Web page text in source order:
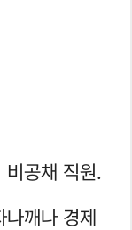
비공채 직원.
나깨나 경제